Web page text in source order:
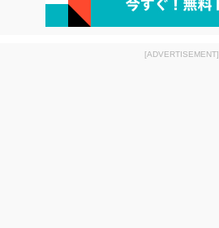
[ADVERTISEMENT]